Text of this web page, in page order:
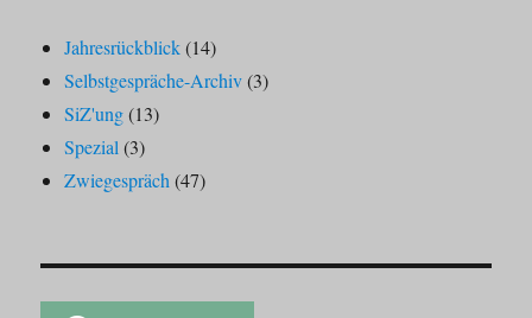
Jahresrückblick(14)
Selbstgespräche-Archiv(3)
SiZ'ung(13)
Spezial (3)
Zwiegespräch (47)